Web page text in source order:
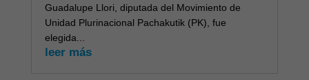
Guadalupe Llori, diputada del Movimiento de
Unidad Plurinacional Pachakutik (PK), fue
elegida...
leer más